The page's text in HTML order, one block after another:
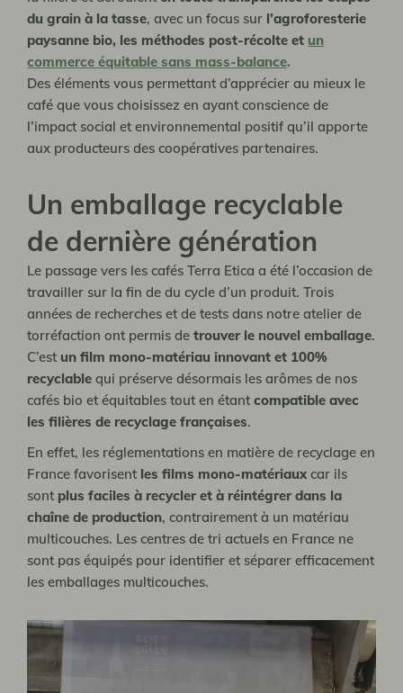
du grain à la tasse, avec un focus sur l’agroforesterie
paysanne bio, les méthodes post-récolte et un
commerce équitable sans mass-balance.
Des éléments vous permettant d’apprécier au mieux le
café que vous choisissez en ayant conscience de
l’impact social et environnemental positif qu’il apporte
aux producteurs des coopératives partenaires.
Un emballage recyclable
de dernière génération
Le passage vers les cafés Terra Etica a été l’occasion de
travailler sur la fin de du cycle d’un produit. Trois
années de recherches et de tests dans notre atelier de
torréfaction ont permis de trouver le nouvel emballage.
C’est un film mono-matériau innovant et 100%
recyclable qui préserve désormais les arômes de nos
cafés bio et équitables tout en étant compatible avec
les filières de recyclage françaises.
En effet, les réglementations en matière de recyclage en
France favorisent les films mono-matériaux car ils
sont plus faciles à recycler et à réintégrer dans la
chaîne de production, contrairement à un matériau
multicouches. Les centres de tri actuels en France ne
sont pas équipés pour identifier et séparer efficacement
les emballages multicouches.